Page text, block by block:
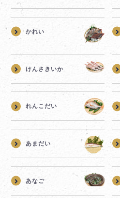
かれい
けんさきいか
れんこだい
あまだい
あなご